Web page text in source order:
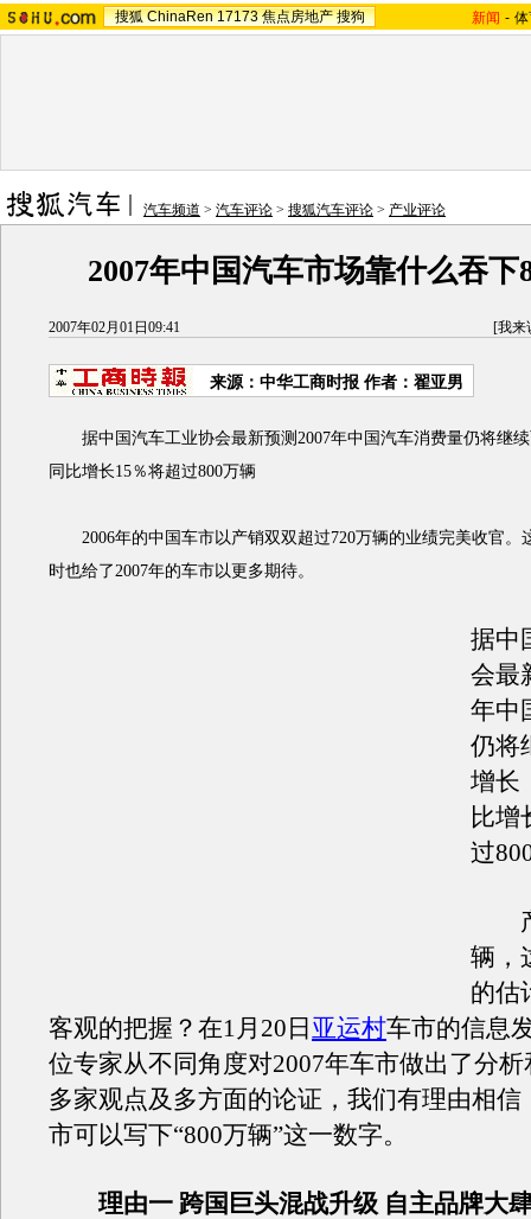
搜狐 ChinaRen 17173 焦点房地产 搜狗 新闻 -
汽车频道 > 汽车评论 > 搜狐汽车评论 > 产业评论
2007年中国汽车市场靠什么吞下
2007年02月01日09:41 [我来
来源：中华工商时报 作者：翟亚男
据中国汽车工业协会最新预测2007年中国汽车消费量仍将继续
同比增长15％将超过800万辆
2006年的中国车市以产销双双超过720万辆的业绩完美收官。
时也给了2007年的车市以更多期待。
据中
会最
年中
仍将
增长
比增
过
产
辆，
的估
客观的把握？在1月20日 亚运村车市的信息
位专家从不同角度对2007年车市做出了分
多家观点及多方面的论证，我们有理由相信
市可以写下“800万辆”这一数字。
理由一 跨国巨头混战升级 自主品牌大